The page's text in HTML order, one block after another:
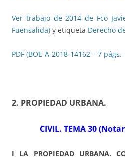
Ver trabajo de 2014 de Fco
Fuensalida) y etiqueta Derecho
PDF (BOE-A-2018-14162 – 7 págs.
2. PROPIEDAD URBANA.
CIVIL. TEMA 30
I LA PROPIEDAD URBANA.